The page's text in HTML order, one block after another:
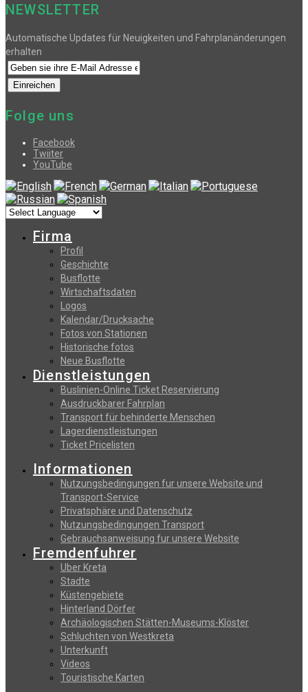
NEWSLETTER
Automatische Updates für Neuigkeiten und Fahrplanänderungen
erhalten
Folge uns
Facebook
Twiiter
YouTube
Firma
Profil
Geschichte
Busflotte
Wirtschaftsdaten
Logos
Kalendar/Drucksache
Fotos von Stationen
Historische fotos
Neue Busflotte
Dienstleistungen
Buslinien-Online Ticket Reservierung
Αusdruckbarer Fahrplan
Transport für behinderte Menschen
Lagerdienstleistungen
Ticket Pricelisten
Informationen
Nutzungsbedingungen fur unsere Website und
Transport-Service
Privatsphäre und Datenschutz
Nutzungsbedingungen Transport
Gebrauchsanweisung fur unsere Website
Fremdenfuhrer
Uber Kreta
Stadte
Küstengebiete
Hinterland Dörfer
Archäologischen Stätten-Museums-Klöster
Schluchten von Westkreta
Unterkunft
Videos
Touristische Karten